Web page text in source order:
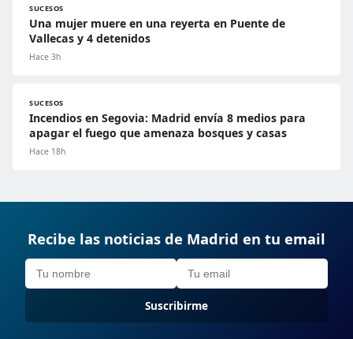
SUCESOS
Una mujer muere en una reyerta en Puente de
Vallecas y 4 detenidos
Hace 3h
SUCESOS
Incendios en Segovia: Madrid envía 8 medios para
apagar el fuego que amenaza bosques y casas
Hace 18h
Recibe las noticias de Madrid en tu email
Suscribirme